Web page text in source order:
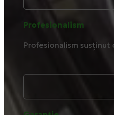
Profesionalism
Profesionalism susținut